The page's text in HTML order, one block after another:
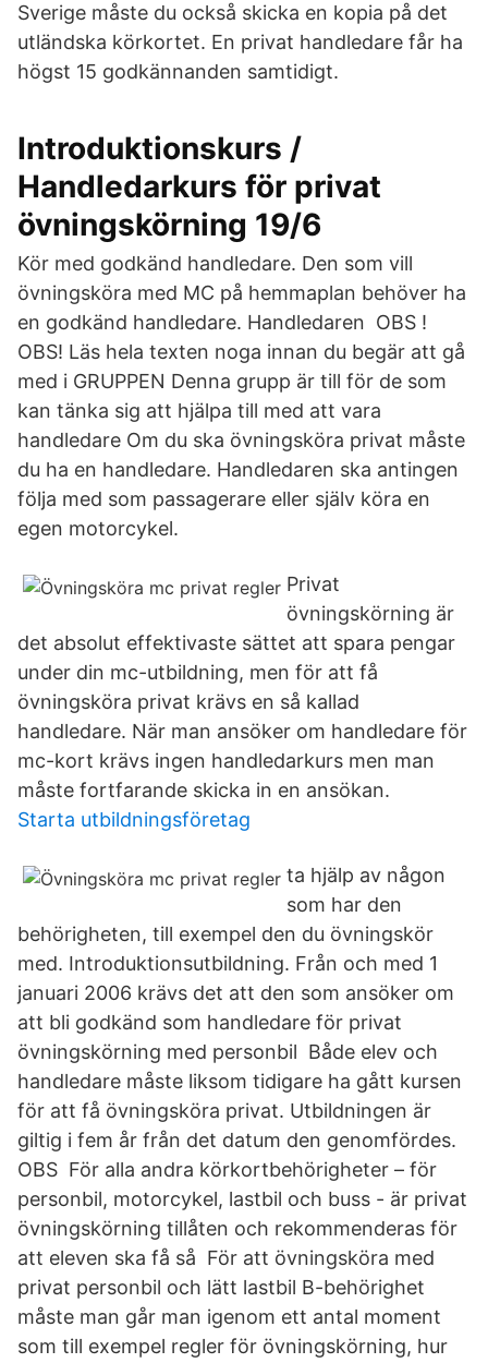
Sverige måste du också skicka en kopia på det
utländska körkortet. En privat handledare får ha
högst 15 godkännanden samtidigt.
Introduktionskurs /
Handledarkurs för privat
övningskörning 19/6
Kör med godkänd handledare. Den som vill
övningsköra med MC på hemmaplan behöver ha
en godkänd handledare. Handledaren OBS !
OBS! Läs hela texten noga innan du begär att gå
med i GRUPPEN Denna grupp är till för de som
kan tänka sig att hjälpa till med att vara
handledare Om du ska övningsköra privat måste
du ha en handledare. Handledaren ska antingen
följa med som passagerare eller själv köra en
egen motorcykel.
Privat
övningskörning är
det absolut effektivaste sättet att spara pengar
under din mc-utbildning, men för att få
övningsköra privat krävs en så kallad
handledare. När man ansöker om handledare för
mc-kort krävs ingen handledarkurs men man
måste fortfarande skicka in en ansökan.
Starta utbildningsföretag
ta hjälp av någon
som har den
behörigheten, till exempel den du övningskör
med. Introduktionsutbildning. Från och med 1
januari 2006 krävs det att den som ansöker om
att bli godkänd som handledare för privat
övningskörning med personbil Både elev och
handledare måste liksom tidigare ha gått kursen
för att få övningsköra privat. Utbildningen är
giltig i fem år från det datum den genomfördes.
OBS För alla andra körkortbehörigheter – för
personbil, motorcykel, lastbil och buss - är privat
övningskörning tillåten och rekommenderas för
att eleven ska få så För att övningsköra med
privat personbil och lätt lastbil B-behörighet
måste man går man igenom ett antal moment
som till exempel regler för övningskörning, hur